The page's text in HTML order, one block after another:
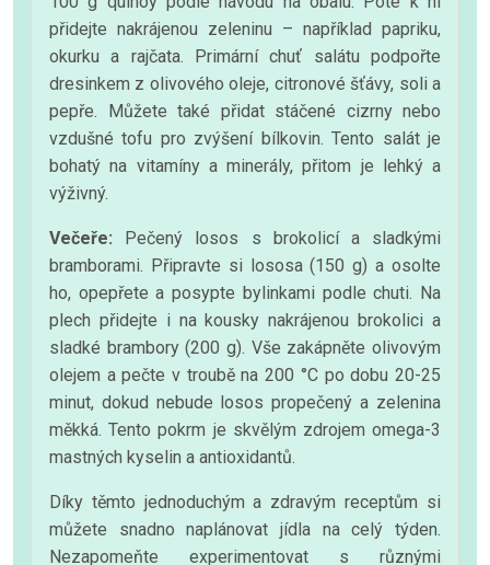
přidejte nakrájenou zeleninu – například papriku,
okurku a rajčata. Primární chuť salátu podpořte
dresinkem z olivového oleje, citronové šťávy, soli a
pepře. Můžete také přidat stáčené cizrny nebo
vzdušné tofu pro zvýšení bílkovin. Tento salát je
bohatý na vitamíny a minerály, přitom je lehký a
výživný.
Večeře: Pečený losos s brokolicí a sladkými
bramborami. Připravte si lososa (150 g) a osolte
ho, opepřete a posypte bylinkami podle chuti. Na
plech přidejte i na kousky nakrájenou brokolici a
sladké brambory (200 g). Vše zakápněte olivovým
olejem a pečte v troubě na 200 °C po dobu 20-25
minut, dokud nebude losos propečený a zelenina
měkká. Tento pokrm je skvělým zdrojem omega-3
mastných kyselin a antioxidantů.
Díky těmto jednoduchým a zdravým receptům si
můžete snadno naplánovat jídla na celý týden.
Nezapomeňte experimentovat s různými